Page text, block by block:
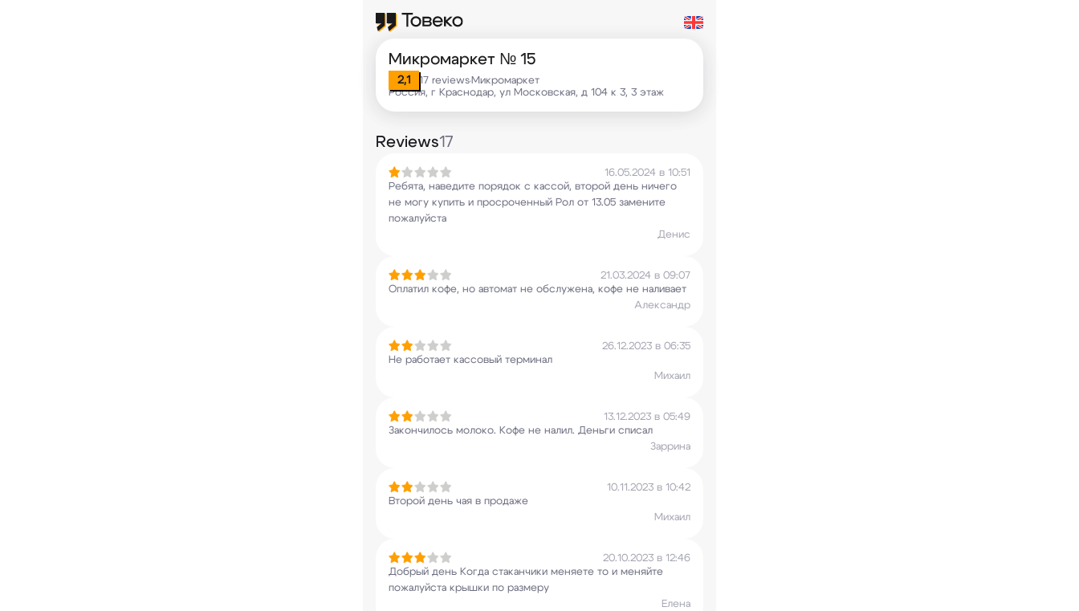
Микромаркет № 15
2,1 17 reviews•Микромаркет
Россия, г Краснодар, ул Московская, д 104 к 3, 3 этаж
Reviews17
16.05.2024 в 10:51
Ребята, наведите порядок с кассой, второй день ничего
не могу купить и просроченный Рол от 13.05 замените
пожалуйста
Денис
21.03.2024 в 09:07
Оплатил кофе, но автомат не обслужена, кофе не наливает
Александр
26.12.2023 в 06:35
Не работает кассовый терминал
Михаил
13.12.2023 в 05:49
Закончилось молоко. Кофе не налил. Деньги списал
Заррина
10.11.2023 в 10:42
Второй день чая в продаже
Михаил
20.10.2023 в 12:46
Добрый день Когда стаканчики меняете то и меняйте
пожалуйста крышки по размеру
Елена